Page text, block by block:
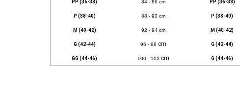
PP (36-38) 84 - 86 cm PP (36-38)
P (38-40) 88 - 90 cm P (38-40)
M (40-42) 92 - 94 cm M (40-42)
G (42-44) 96 - 98 cm G (42-44)
GG (44-46) 100 - 102 cm G (44-46)